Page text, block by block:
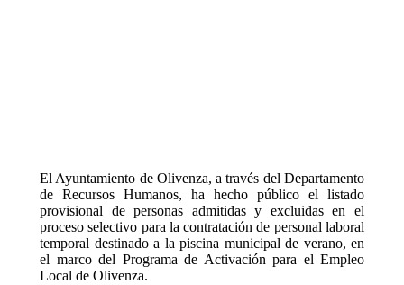
El Ayuntamiento de Olivenza, a través del Departamento
de Recursos Humanos, ha hecho público el listado
provisional de personas admitidas y excluidas en el
proceso selectivo para la contratación de personal laboral
temporal destinado a la piscina municipal de verano, en
el marco del Programa de Activación para el Empleo
Local de Olivenza.